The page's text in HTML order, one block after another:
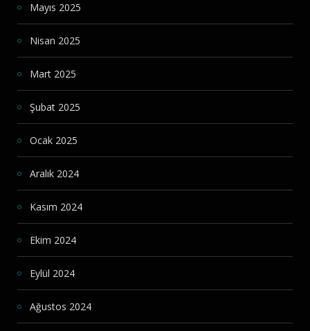
Mayıs 2025
Nisan 2025
Mart 2025
Şubat 2025
Ocak 2025
Aralık 2024
Kasım 2024
Ekim 2024
Eylül 2024
Ağustos 2024